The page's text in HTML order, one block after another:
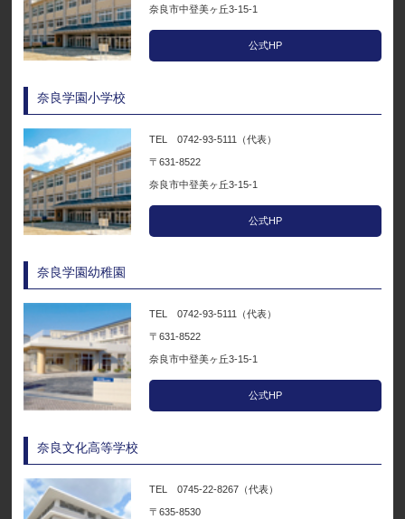
奈良市中登美ヶ丘3-15-1
公式HP
奈良学園小学校
TEL 0742-93-5111（代表）
〒631-8522
奈良市中登美ヶ丘3-15-1
公式HP
奈良学園幼稚園
TEL 0742-93-5111（代表）
〒631-8522
奈良市中登美ヶ丘3-15-1
公式HP
奈良文化高等学校
TEL 0745-22-8267（代表）
〒635-8530